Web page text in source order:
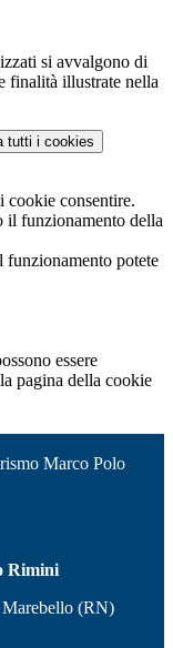
si avvalgono di
finalità illustrate nella
tutti i cookies
cookie consentire.
il funzionamento della
funzionamento potete
essere
pagina della cookie
Marco Polo
Rimini
(RN)